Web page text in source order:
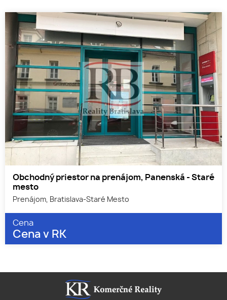
Obchodný priestor na prenájom, Panenská - Staré
mesto
Prenájom, Bratislava-Staré Mesto
Cena
Cena v RK